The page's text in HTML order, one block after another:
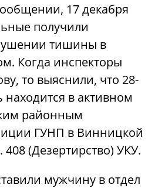
17 декабря
получили
тишины в
Когда инспекторы
то выяснили, что 28-
находится в активном
районным
ГУНП в Винницкой
408 (Дезертирство) УКУ.
мужчину в отдел